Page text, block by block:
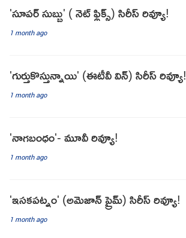
'సూపర్ సుబ్బు' ( నెట్ ఫ్లిక్స్) సిరీస్ రివ్యూ!
1 month ago
'గుర్తుకొస్తున్నాయి' (ఈటీవీ విన్) సిరీస్ రివ్యూ!
1 month ago
'నాగబంధం'- మూవీ రివ్యూ!
1 month ago
'ఇసకపట్నం' (అమెజాన్ ప్రైమ్) సిరీస్ రివ్యూ!
1 month ago